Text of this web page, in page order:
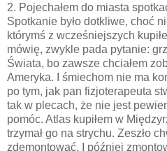
2. Pojechałem do miasta
Spotkanie było dotkliwe, choć
którymś z wcześniejszych
mówię, zwykle pada pytanie:
Świata, bo zawsze chciałem
Ameryka. I śmiechom nie ma
po tym, jak pan fizjoterapeuta
tak w plecach, że nie jest
pomóc. Atlas kupiłem w
trzymał go na strychu. Zeszło
zdemontować. I później